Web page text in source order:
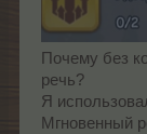
Почему без
речь?
Я
Мгновенный